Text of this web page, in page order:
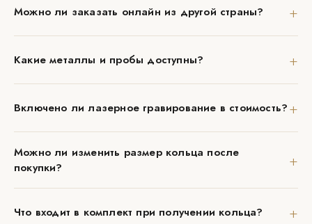
Можно ли заказать онлайн из другой страны? +
Какие металлы и пробы доступны? +
Включено ли лазерное гравирование в стоимость?+
Можно ли изменить размер кольца после
покупки?
+
Что входит в комплект при получении кольца? +